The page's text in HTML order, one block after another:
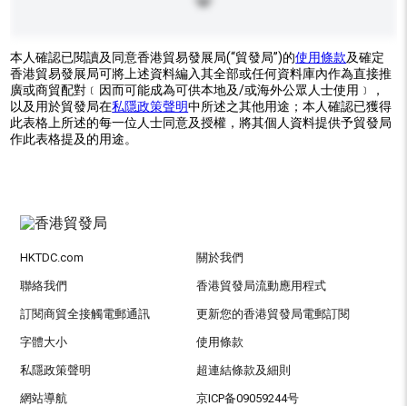
本人確認已閱讀及同意香港貿易發展局(“貿發局”)的使用條款及確定
香港貿易發展局可將上述資料編入其全部或任何資料庫內作為直接推
廣或商貿配對﹝因而可能成為可供本地及/或海外公眾人士使用﹞，
以及用於貿發局在私隱政策聲明中所述之其他用途；本人確認已獲得
此表格上所述的每一位人士同意及授權，將其個人資料提供予貿發局
作此表格提及的用途。
HKTDC.com 關於我們
聯絡我們 香港貿發局流動應用程式
訂閱商貿全接觸電郵通訊 更新您的香港貿發局電郵訂閱
字體大小 使用條款
私隱政策聲明 超連結條款及細則
網站導航 京ICP备09059244号